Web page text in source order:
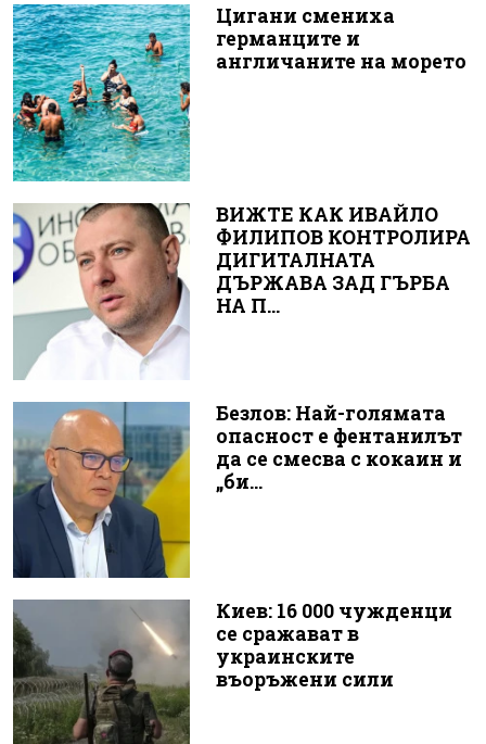
Цигани смениха
германците и
англичаните на морето
ВИЖТЕ КАК ИВАЙЛО
ФИЛИПОВ КОНТРОЛИРА
ДИГИТАЛНАТА
ДЪРЖАВА ЗАД ГЪРБА
НА П...
Безлов: Най-голямата
опасност е фентанилът
да се смесва с кокаин и
„би...
Киев: 16 000 чужденци
се сражават в
украинските
въоръжени сили